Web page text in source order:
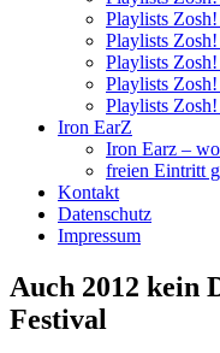
Playlists
Playlists
Playlists Zosh!
Playlists
Playlists
Iron EarZ
Iron Earz –
freien Eintritt
Kontakt
Datenschutz
Impressum
Auch 2012 kein
Festival